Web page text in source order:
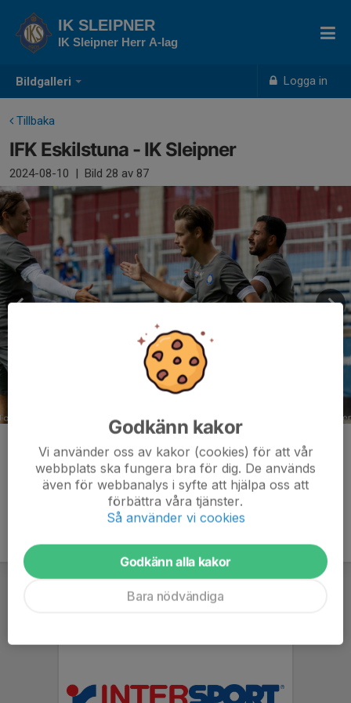
Bildgalleri Logga in
IK SLEIPNER
IK Sleipner Herr A-lag
Tillbaka
IFK Eskilstuna - IK Sleipner
2024-08-10 | Bild 28 av 87
Kommentarer
Godkänn kakor
Vi använder oss av kakor (cookies) för att vår
webbplats ska fungera bra för dig. De används
även för webbanalys i syfte att hjälpa oss att
förbättra våra tjänster.
Så använder vi cookies
Godkänn alla kakor
Bara nödvändiga